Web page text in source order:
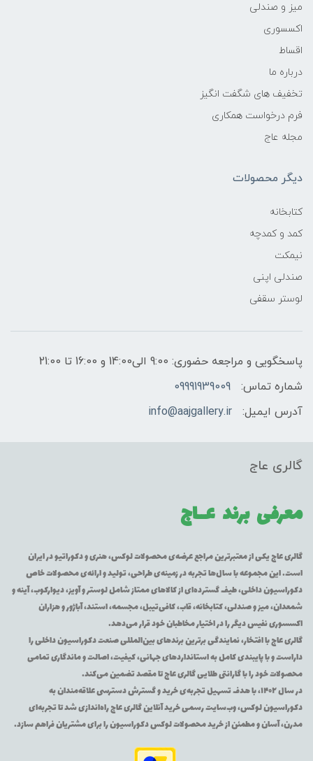
میز و صندلی
اکسسوری
اقساط
درباره ما
تخفیف های شگفت انگیز
فرم درخواست همکاری
مجله عاج
دیگر محصولات
کتابخانه
کمد و کمدچه
نیمکت
صندلی اپنی
لوستر سقفی
پاسخگویی و مراجعه حضوری: 9:00 الی14:00 و 16:00 تا 21:00
شماره تماس:
09991939009
آدرس ایمیل:
info@aajgallery.ir
گالری عاج
معرفی برند عــاج
گالری عاج یکی از معتبرترین مراجع عرضه‌ی محصولات لوکس، هنری و دکوراتیو در ایران
است. این مجموعه با سال‌ها تجربه در زمینه‌ی طراحی، تولید و ارائه‌ی محصولات خاص
دکوراسیون داخلی، طیف گسترده‌ای از کالاهای ممتاز شامل لوستر و آویز، دیوارکوب، آینه و
شمعدان، میز و صندلی، کتابخانه، قاب، کافی‌تیبل، مجسمه، استند، آباژور و هزاران
اکسسوری نفیس دیگر را در اختیار مخاطبان خود قرار می‌دهد.
گالری عاج با افتخار، نمایندگی برترین برندهای بین‌المللی صنعت دکوراسیون داخلی را
داراست و با پایبندی کامل به استانداردهای جهانی، کیفیت، اصالت و ماندگاری تمامی
محصولات خود را با گارانتی طلایی گالری عاج تا مقصد تضمین می‌کند.
در سال ۱۴۰۲، با هدف تسهیل تجربه‌ی خرید و گسترش دسترسی علاقه‌مندان به
دکوراسیون لوکس، وب‌سایت رسمی خرید آنلاین گالری عاج راه‌اندازی شد تا تجربه‌ای
مدرن، آسان و مطمئن از خرید محصولات لوکس دکوراسیون را برای مشتریان فراهم سازد.